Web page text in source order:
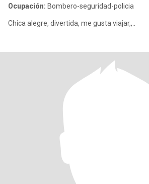
Ocupación: Bombero-seguridad-policia
Chica alegre, divertida, me gusta viajar,,..